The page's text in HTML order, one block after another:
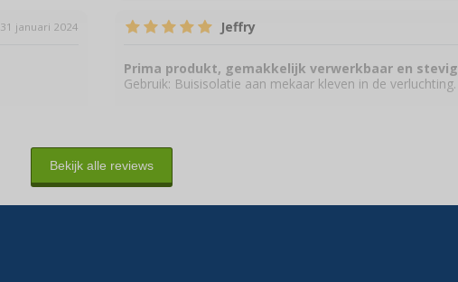
31 januari 2024 Jeffry
Prima produkt, gemakkelijk verwerkbaar en stevig
Gebruik: Buisisolatie aan mekaar kleven in de verluchting.
Bekijk alle reviews